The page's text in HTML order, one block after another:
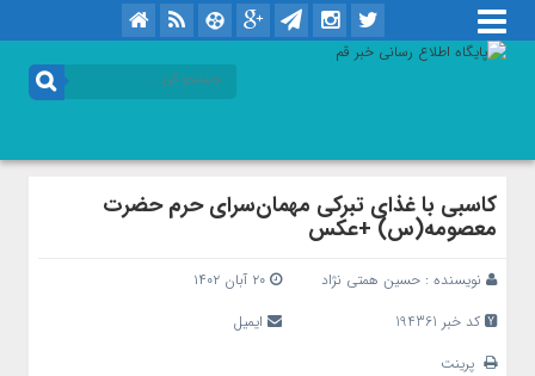
کاسبی با غذای تبرکی مهمان‌سرای حرم حضرت
معصومه(س) +عکس
نویسنده : حسین همتی نژاد
۲۰ آبان ۱۴۰۲
کد خبر 194361
ایمیل
پرینت